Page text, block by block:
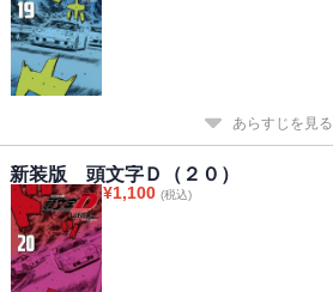
あらすじを見る
新装版 頭文字Ｄ（２０）
¥1,100 (税込)